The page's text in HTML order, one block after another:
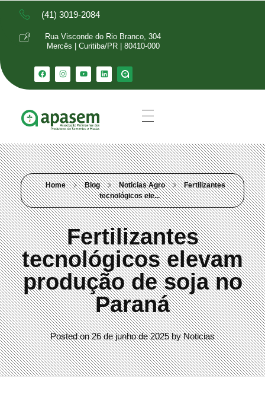
(41) 3019-2084
Rua Visconde do Rio Branco, 304
Mercês | Curitiba/PR | 80410-000
Home Blog Noticias Agro
Fertilizantes
tecnológicos ele...
Fertilizantes
tecnológicos elevam
produção de soja no
Paraná
Posted on 26 de junho de 2025 by Noticias